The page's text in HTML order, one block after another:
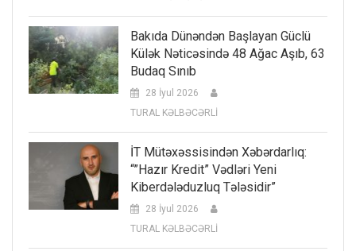
Bakıda Dünəndən Başlayan Güclü
Külək Nəticəsində 48 Ağac Aşıb, 63
Budaq Sınıb
28 İyul 2026
TURAL KƏLBƏCƏRLİ
İT Mütəxəssisindən Xəbərdarlıq:
“”Hazır Kredit” Vədləri Yeni
Kiberdələduzluq Tələsidir”
28 İyul 2026
TURAL KƏLBƏCƏRLİ